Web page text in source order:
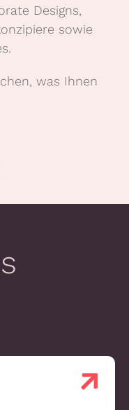
Designs,
sowie
was Ihnen